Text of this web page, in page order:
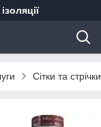
Сітки та стрічки